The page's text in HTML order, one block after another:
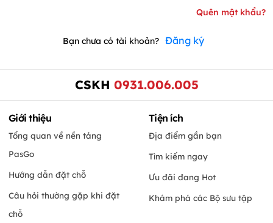
Bạn chưa có tài khoản? Đăng ký
CSKH 0931.006.005
Giới thiệu
Tổng quan về nền tảng
PasGo
Hướng dẫn đặt chỗ
Câu hỏi thường gặp khi đặt
chỗ
Tiện ích
Địa điểm gần bạn
Tìm kiếm ngay
Ưu đãi đang Hot
Khám phá các Bộ sưu tập